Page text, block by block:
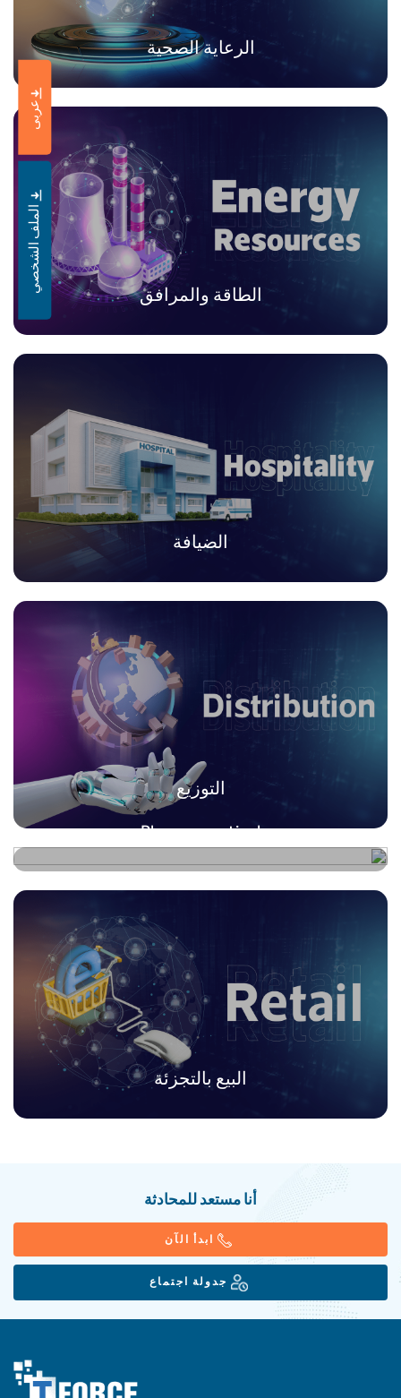
الرعاية الصحية
الطاقة والمرافق
الضيافة
التوزيع
Pharmaceutical
البيع بالتجزئة
الملف الشخصي
عربى
أنا مستعد للمحادثة
ابدأ الآن
جدولة اجتماع